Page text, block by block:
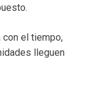
con el tiempo,
lleguen